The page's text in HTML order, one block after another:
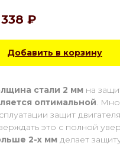
₽
Добавить в корзину
стали 2 мм на
оптимальной.
защит
это с полной
2-х мм делает